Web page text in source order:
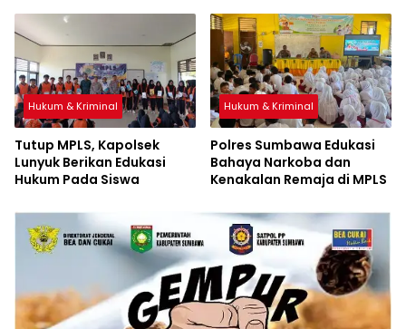
Bagikan Bansos
Hukum & Kriminal
Tutup MPLS, Kapolsek
Lunyuk Berikan Edukasi
Hukum Pada Siswa
Hukum & Kriminal
Polres Sumbawa Edukasi
Bahaya Narkoba dan
Kenakalan Remaja di MPLS